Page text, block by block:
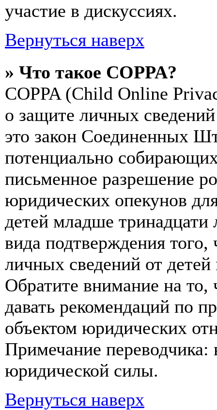
участие в дискуссиях.
Вернуться наверх
» Что такое COPPA?
COPPA (Child Online
о защите личных
это закон Соединенных
потенциально
письменное разрешение
юридических опекунов
детей младше
вида подтверждения
личных сведений от
Обратите внимание на
давать рекомендаций по
объектом юридических
Примечание
юридической силы.
Вернуться наверх